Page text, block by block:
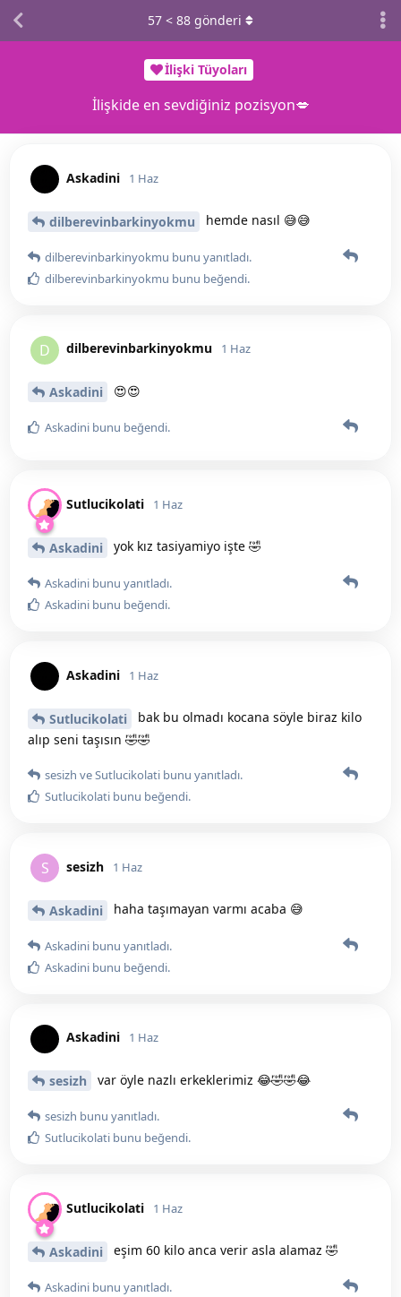
İlişki Tüyoları
İlişkide en sevdiğiniz pozisyon💋
57 < 88 gönderi
Askadini 1 Haz
dilberevinbarkinyokmu hemde nasıl 😅😅
dilberevinbarkinyokmu bunu yanıtladı.
dilberevinbarkinyokmu bunu beğendi.
D dilberevinbarkinyokmu 1 Haz
Askadini 😍😍
Askadini bunu beğendi.
Sutlucikolati 1 Haz
Askadini yok kız tasiyamiyo işte 🤣
Askadini bunu yanıtladı.
Askadini bunu beğendi.
Askadini 1 Haz
Sutlucikolati
bak bu olmadı kocana söyle biraz kilo
alıp seni taşısın 🤣🤣
sesizh veSutlucikolati bunu yanıtladı.
Sutlucikolati bunu beğendi.
S sesizh 1 Haz
Askadini haha taşımayan varmı acaba 😅
Askadini bunu yanıtladı.
Askadini bunu beğendi.
Askadini 1 Haz
sesizh var öyle nazlı erkeklerimiz 😂🤣🤣😂
sesizh bunu yanıtladı.
Sutlucikolati bunu beğendi.
Sutlucikolati 1 Haz
Askadini eşim 60 kilo anca verir asla alamaz 🤣
Askadini bunu yanıtladı.